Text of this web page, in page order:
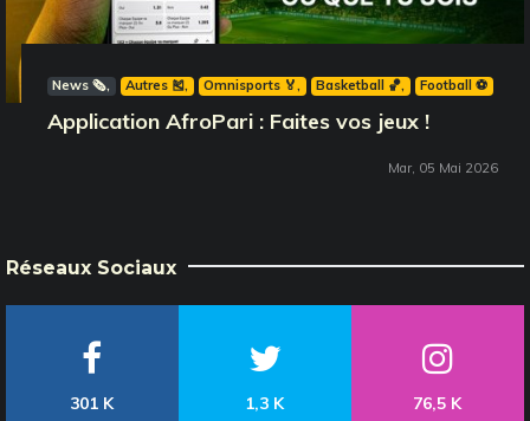
News 🗞️ Autres 🎽 Omnisports 🏅 Basketball 🏀 Football ⚽️
Application AfroPari : Faites vos jeux !
Mar, 05 Mai 2026
Réseaux Sociaux
301 K
1,3 K
76,5 K